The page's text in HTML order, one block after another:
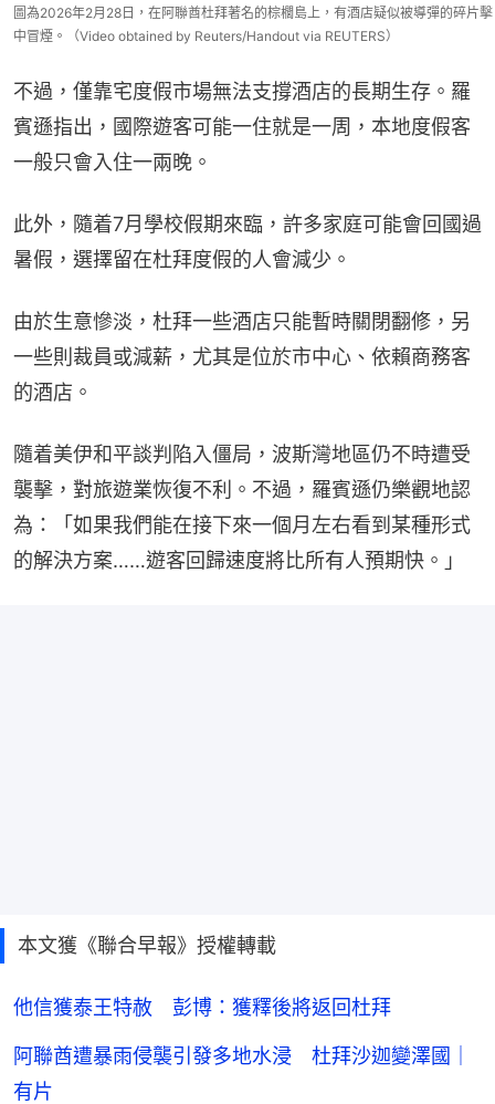
圖為2026年2月28日，在阿聯酋杜拜著名的棕櫚島上，有酒店疑似被導彈的碎片擊
中冒煙。（Video obtained by Reuters/Handout via REUTERS）
不過，僅靠宅度假市場無法支撐酒店的長期生存。羅
賓遜指出，國際遊客可能一住就是一周，本地度假客
一般只會入住一兩晚。
此外，隨着7月學校假期來臨，許多家庭可能會回國過
暑假，選擇留在杜拜度假的人會減少。
由於生意慘淡，杜拜一些酒店只能暫時關閉翻修，另
一些則裁員或減薪，尤其是位於市中心、依賴商務客
的酒店。
隨着美伊和平談判陷入僵局，波斯灣地區仍不時遭受
襲擊，對旅遊業恢復不利。不過，羅賓遜仍樂觀地認
為：「如果我們能在接下來一個月左右看到某種形式
的解決方案……遊客回歸速度將比所有人預期快。」
本文獲《聯合早報》授權轉載
他信獲泰王特赦 彭博：獲釋後將返回杜拜
阿聯酋遭暴雨侵襲引發多地水浸 杜拜沙迦變澤國｜
有片